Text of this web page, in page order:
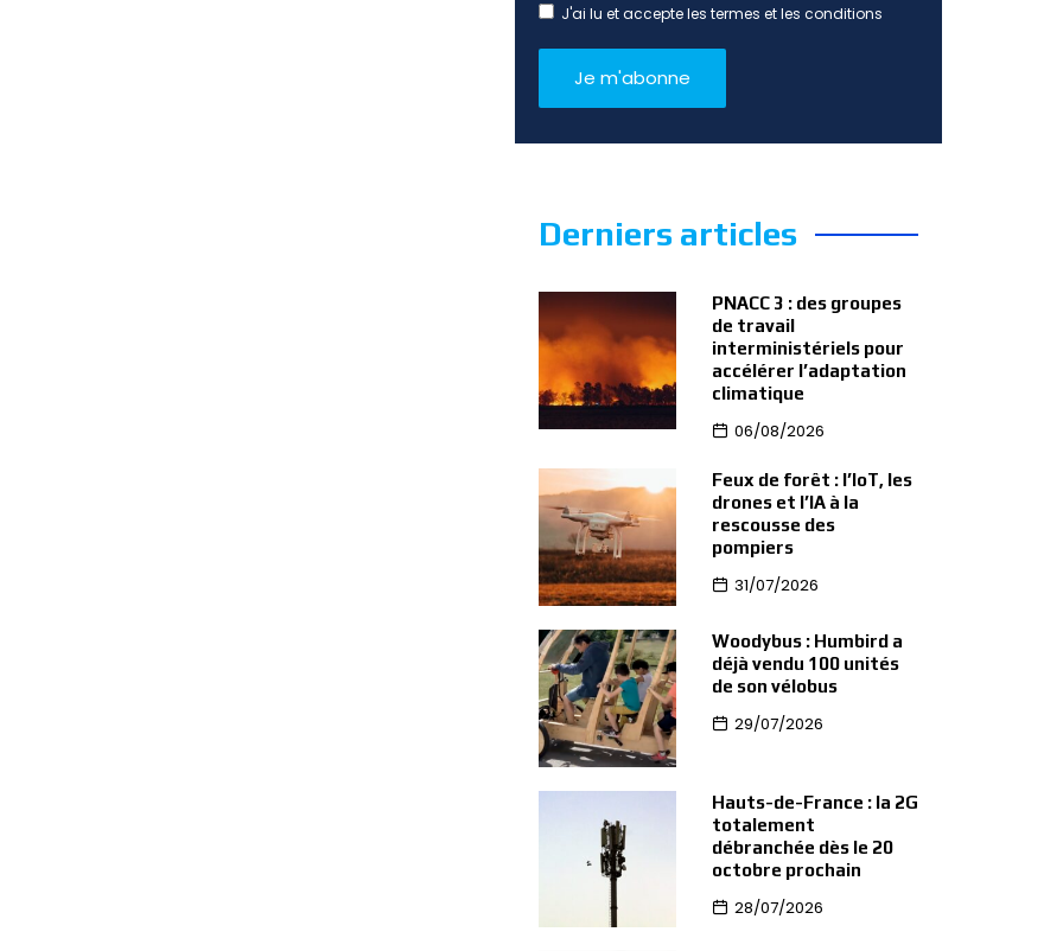
J'ai lu et accepte les termes et les conditions
Derniers articles
PNACC 3 : des groupes
de travail
interministériels pour
accélérer l’adaptation
climatique
06/08/2026
Feux de forêt : l’IoT, les
drones et l’IA à la
rescousse des
pompiers
31/07/2026
Woodybus : Humbird a
déjà vendu 100 unités
de son vélobus
29/07/2026
Hauts-de-France : la 2G
totalement
débranchée dès le 20
octobre prochain
28/07/2026